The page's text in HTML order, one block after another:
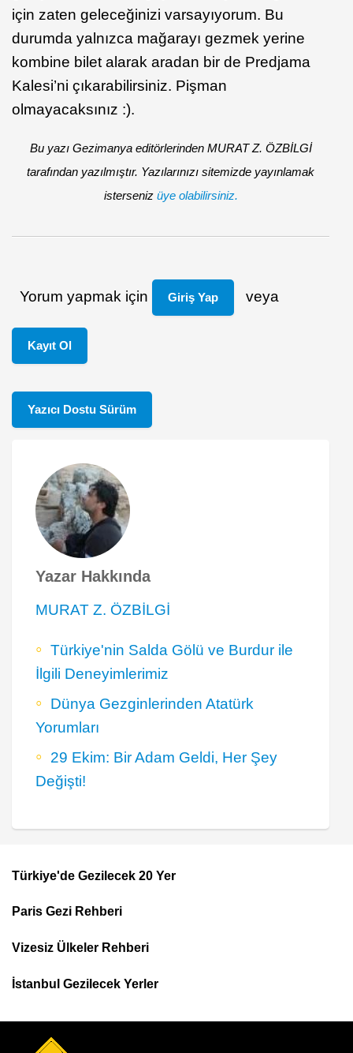
için zaten geleceğinizi varsayıyorum. Bu
durumda yalnızca mağarayı gezmek yerine
kombine bilet alarak aradan bir de Predjama
Kalesi’ni çıkarabilirsiniz. Pişman
olmayacaksınız :).
Bu yazı Gezimanya editörlerinden MURAT Z. ÖZBİLGİ
tarafından yazılmıştır. Yazılarınızı sitemizde yayınlamak
isterseniz üye olabilirsiniz.
Yorum yapmak için Giriş Yap veya
Kayıt Ol
Yazıcı Dostu Sürüm
Yazar Hakkında
MURAT Z. ÖZBİLGİ
Türkiye'nin Salda Gölü ve Burdur ile
İlgili Deneyimlerimiz
Dünya Gezginlerinden Atatürk
Yorumları
29 Ekim: Bir Adam Geldi, Her Şey
Değişti!
Footer
Top
Menu
Türkiye'de Gezilecek 20 Yer
Paris Gezi Rehberi
Vizesiz Ülkeler Rehberi
İstanbul Gezilecek Yerler